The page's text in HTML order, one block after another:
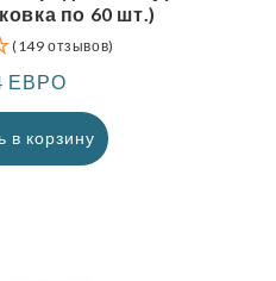
по 60 шт.)
(149 отзывов)
ЕВРО
в корзину